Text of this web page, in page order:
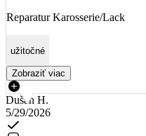
Reparatur Karosserie/Lack
užitočné
Zobraziť viac
Dušan H.
5/29/2026